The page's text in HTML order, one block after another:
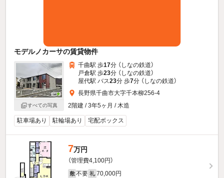
モデルノカーサの賃貸物件
すべての写真
千曲駅 歩17分 （しなの鉄道）
戸倉駅 歩23分 （しなの鉄道）
屋代駅 バス23分 歩7分 （しなの鉄道）
長野県千曲市大字千本柳256-4
2階建 / 3年5ヶ月 / 木造
駐車場あり 駐輪場あり 宅配ボックス
7万円
（管理費4,100円）
敷 不要 礼 70,000円